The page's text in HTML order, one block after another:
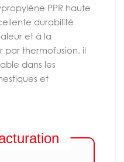
PPR haute
durabilité
et à la
par thermofusion, il
dans les
et